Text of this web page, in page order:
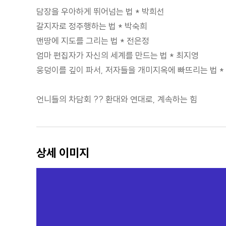
담장을 우아하게 뛰어넘는 법 * 박희선
갈지자로 정주행하는 법 * 박숙희
맨땅에 지도를 그리는 법 * 전은정
엄마 편집자가 자신의 세계를 만드는 법 * 최지영
웅덩이를 깊이 파서, 저자들을 개미지옥에 빠뜨리는 법 *
언니들의 차담회 ?? 환대와 연대로, 계속하는 힘
상세 이미지